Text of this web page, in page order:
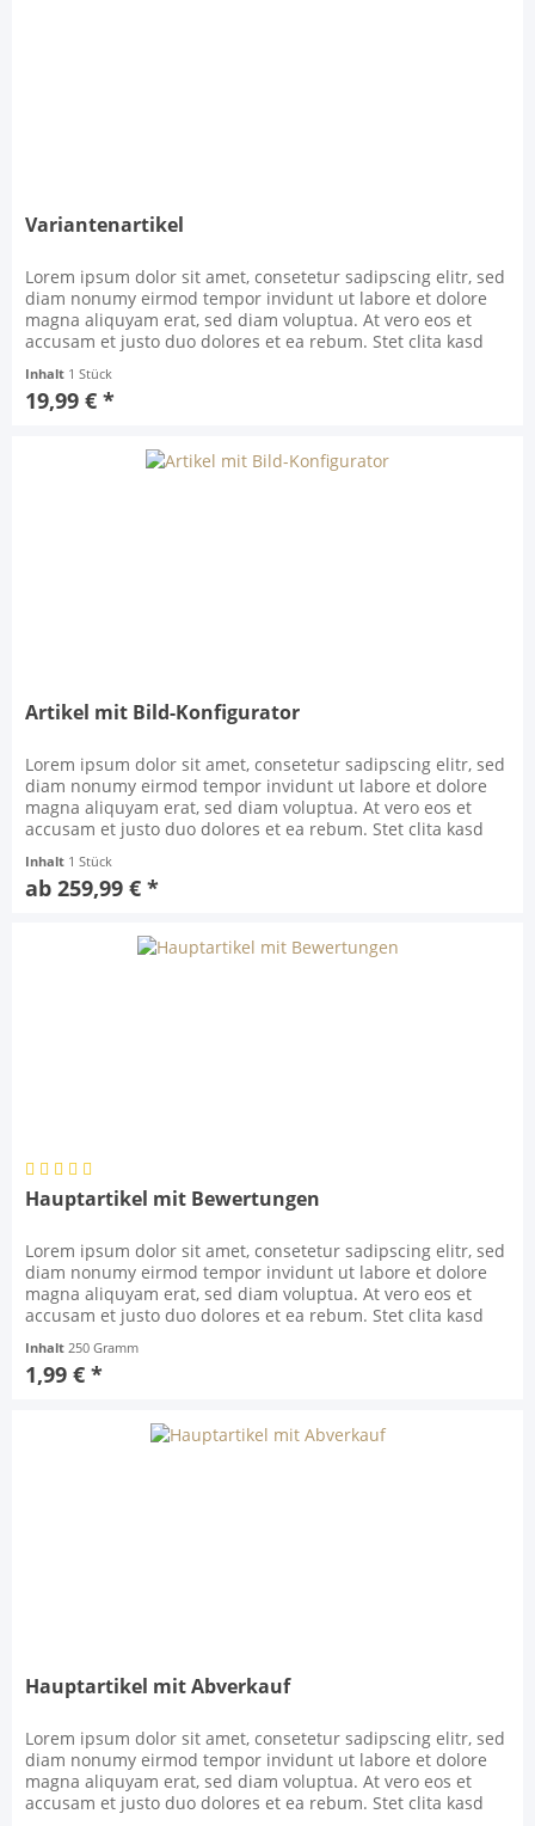
Variantenartikel
Lorem ipsum dolor sit amet, consetetur sadipscing elitr, sed
diam nonumy eirmod tempor invidunt ut labore et dolore
magna aliquyam erat, sed diam voluptua. At vero eos et
accusam et justo duo dolores et ea rebum. Stet clita kasd
sit amet. Lorem ipsum dolor sit amet, consetetur sadipscing
elitr, sed diam nonumy eirmod...
Inhalt 1 Stück
19,99 € *
Artikel mit Bild-Konfigurator
Lorem ipsum dolor sit amet, consetetur sadipscing elitr, sed
diam nonumy eirmod tempor invidunt ut labore et dolore
magna aliquyam erat, sed diam voluptua. At vero eos et
accusam et justo duo dolores et ea rebum. Stet clita kasd
sit amet. Lorem ipsum dolor sit amet, consetetur sadipscing
elitr, sed diam nonumy eirmod...
Inhalt 1 Stück
ab 259,99 € *
Hauptartikel mit Bewertungen
Lorem ipsum dolor sit amet, consetetur sadipscing elitr, sed
diam nonumy eirmod tempor invidunt ut labore et dolore
magna aliquyam erat, sed diam voluptua. At vero eos et
accusam et justo duo dolores et ea rebum. Stet clita kasd
sit amet. Lorem ipsum dolor sit amet, consetetur sadipscing
elitr, sed diam nonumy eirmod...
Inhalt250 Gramm
1,99 € *
Hauptartikel mit Abverkauf
Lorem ipsum dolor sit amet, consetetur sadipscing elitr, sed
diam nonumy eirmod tempor invidunt ut labore et dolore
magna aliquyam erat, sed diam voluptua. At vero eos et
accusam et justo duo dolores et ea rebum. Stet clita kasd